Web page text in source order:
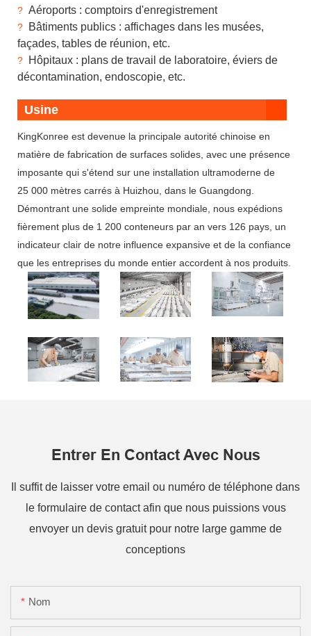
? Aéroports : comptoirs d'enregistrement
? Bâtiments publics : affichages dans les musées,
façades, tables de réunion, etc.
? Hôpitaux : plans de travail de laboratoire, éviers de
décontamination, endoscopie, etc.
Usine
KingKonree est devenue la principale autorité chinoise en
matière de fabrication de surfaces solides, avec une présence
imposante qui s'étend sur une installation ultramoderne de
25 000 mètres carrés à Huizhou, dans le Guangdong.
Démontrant une solide empreinte mondiale, nous expédions
fièrement plus de 1 200 conteneurs par an vers 126 pays, un
indicateur clair de notre influence expansive et de la confiance
que les entreprises du monde entier accordent à nos produits.
Entrer En Contact Avec Nous
Il suffit de laisser votre email ou numéro de téléphone dans
le formulaire de contact afin que nous puissions vous
envoyer un devis gratuit pour notre large gamme de
conceptions
Nom